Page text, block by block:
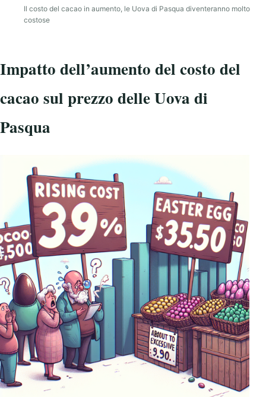
Il costo del cacao in aumento, le Uova di Pasqua diventeranno molto
costose
Impatto dell’aumento del costo del
cacao sul prezzo delle Uova di
Pasqua